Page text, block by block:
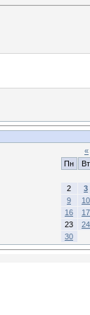
«
Пн
Вт
2
3
9
10
16
17
23
24
30